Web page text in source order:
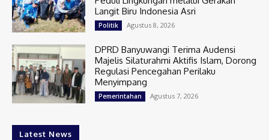
Langit Biru Indonesia Asri
Politik Agustus 8, 2026
DPRD Banyuwangi Terima Audensi
Majelis Silaturahmi Aktifis Islam, Dorong
Regulasi Pencegahan Perilaku
Menyimpang
Pemerintahan Agustus 7, 2026
Latest News